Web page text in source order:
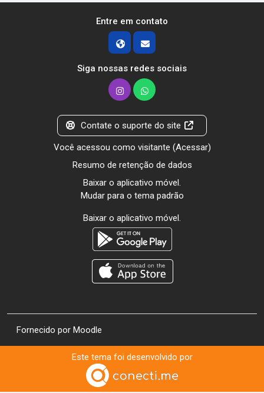
Entre em contato
Siga nossas redes sociais
Contate o suporte do site
Você acessou como visitante (Acessar)
Resumo de retenção de dados
Baixar o aplicativo móvel.
Mudar para o tema padrão
Baixar o aplicativo móvel.
Fornecido por Moodle
Este tema foi desenvolvido por